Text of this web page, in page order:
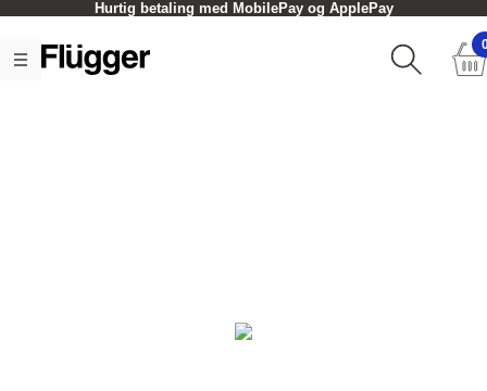
Hurtig betaling med MobilePay og ApplePay